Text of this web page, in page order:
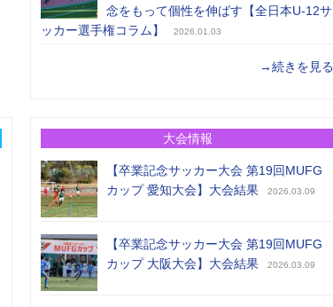
念をもって個性を伸ばす【全日本U-12サ
ッカー選手権コラム】
2026.01.03
→続きを見る
大会情報
【卒業記念サッカー大会 第19回MUFG
カップ 愛知大会】大会結果
2026.03.09
【卒業記念サッカー大会 第19回MUFG
カップ 大阪大会】大会結果
2026.03.09